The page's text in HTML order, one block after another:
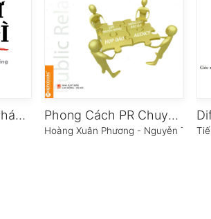
Bạn Có Thể Đàm Phán Bất Cứ Điều Gì Phong Cách PR Chuyên Nghiệp
Hoàng Xuân Phương - Nguyễn Thị